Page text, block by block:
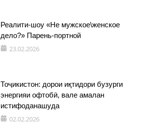
Реалити-шоу «Не мужское\женское
дело?» Парень-портной
23.02.2026
Тоҷикистон: дорои иқтидори бузурги
энергияи офтобӣ, вале амалан
истифоданашуда
02.02.2026